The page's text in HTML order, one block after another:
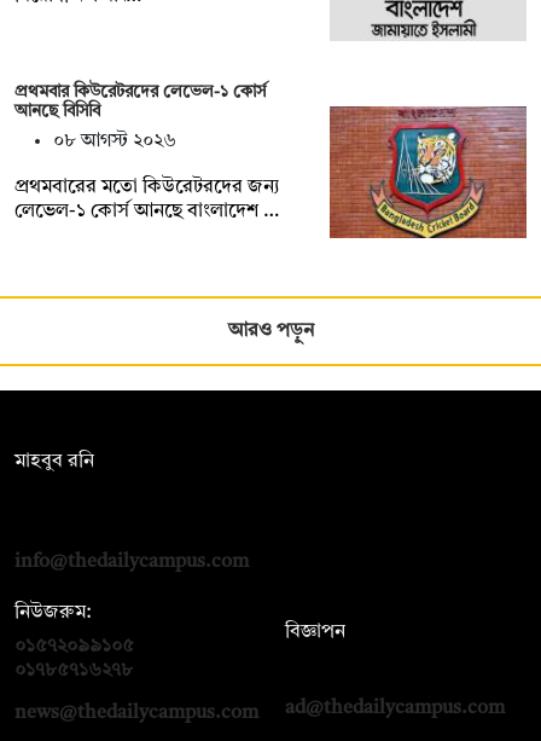
প্রথমবার কিউরেটরদের লেভেল-১ কোর্স
আনছে বিসিবি
০৮ আগস্ট ২০২৬
প্রথমবারের মতো কিউরেটরদের জন্য
লেভেল-১ কোর্স আনছে বাংলাদেশ …
আরও পড়ুন
মাহবুব রনি
info@thedailycampus.com
নিউজরুম:
০১৫৭২০৯৯১০৫
০১৭৮৫৭১৬২৭৮
news@thedailycampus.com
বিজ্ঞাপন
ad@thedailycampus.com